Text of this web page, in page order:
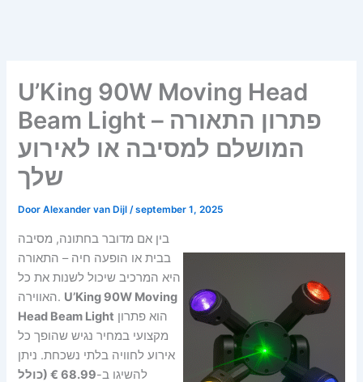
U’King 90W Moving Head
Beam Light – פתרון התאורה
המושלם למסיבה או לאירוע
שלך
DoorAlexander van Dijl/september 1, 2025
בין אם מדובר בחתונה, מסיבה
בבית או הופעה חיה – התאורה
היא המרכיב שיכול לשנות את כל
האווירה. U’King 90W Moving
Head Beam Light
מקצועי במחיר נגיש שהופך כל
אירוע לחוויה בלתי נשכחת. ניתן
להשיגו ב-
68.99 € (כולל